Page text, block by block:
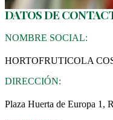
DATOS DE
NOMBRE SOCIAL:
HORTOFRUTICOLA
DIRECCIÓN:
Plaza Huerta de Europa 1,